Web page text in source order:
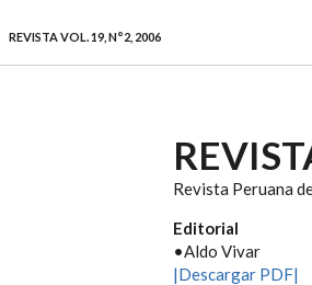
REVISTA VOL. 19, N°2, 2006
Revista Peruana
Editorial
•Aldo Vivar
|Descargar PDF|